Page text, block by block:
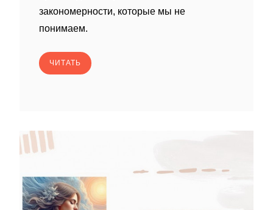
закономерности, которые мы не
понимаем.
ЧИТАТЬ